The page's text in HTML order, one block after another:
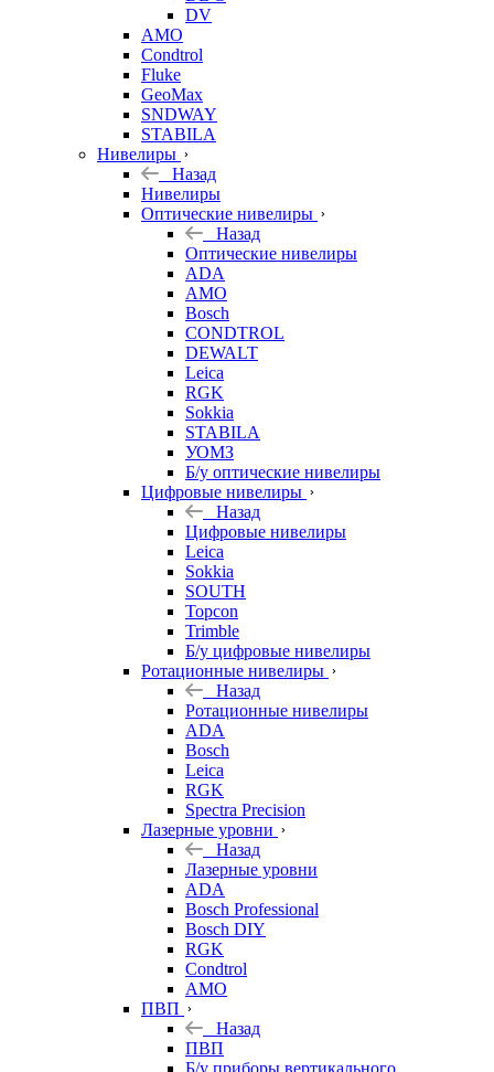
DV
AMO
Condtrol
Fluke
GeoMax
SNDWAY
STABILA
Нивелиры
Назад
Нивелиры
Оптические нивелиры
Назад
Оптические нивелиры
ADA
AMO
Bosch
CONDTROL
DEWALT
Leica
RGK
Sokkia
STABILA
УОМЗ
Б/у оптические нивелиры
Цифровые нивелиры
Назад
Цифровые нивелиры
Leica
Sokkia
SOUTH
Topcon
Trimble
Б/у цифровые нивелиры
Ротационные нивелиры
Назад
Ротационные нивелиры
ADA
Bosch
Leica
RGK
Spectra Precision
Лазерные уровни
Назад
Лазерные уровни
ADA
Bosch Professional
Bosch DIY
RGK
Condtrol
AMO
ПВП
Назад
ПВП
Б/у приборы вертикального